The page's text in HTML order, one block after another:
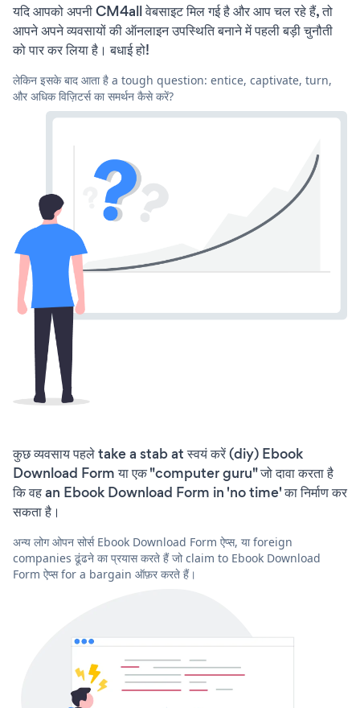
यदि आपको अपनी CM4all वेबसाइट मिल गई है और आप चल रहे हैं, तो
आपने अपने व्यवसायों की ऑनलाइन उपस्थिति बनाने में पहली बड़ी चुनौती
को पार कर लिया है। बधाई हो!
लेकिन इसके बाद आता है a tough question: entice, captivate, turn,
और अधिक विज़िटर्स का समर्थन कैसे करें?
कुछ व्यवसाय पहले take a stab at स्वयं करें (diy) Ebook
Download Form या एक "computer guru" जो दावा करता है
कि वह an Ebook Download Form in 'no time' का निर्माण कर
सकता है।
अन्य लोग ओपन सोर्स Ebook Download Form ऐप्स, या foreign
companies ढूंढने का प्रयास करते हैं जो claim to Ebook Download
Form ऐप्स for a bargain ऑफ़र करते हैं।